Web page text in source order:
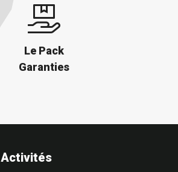
Le Pack
Garanties
Activités